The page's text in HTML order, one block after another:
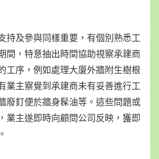
持及參與同樣重要，有個別熟悉工
間，特意抽出時間協助視察承建商
工序，例如處理大廈外牆附生樹根
業主察覺到承建商未有妥善進行工
廢釘便於牆身髹油等。這些問題或
業主遂即時向顧問公司反映，獲即